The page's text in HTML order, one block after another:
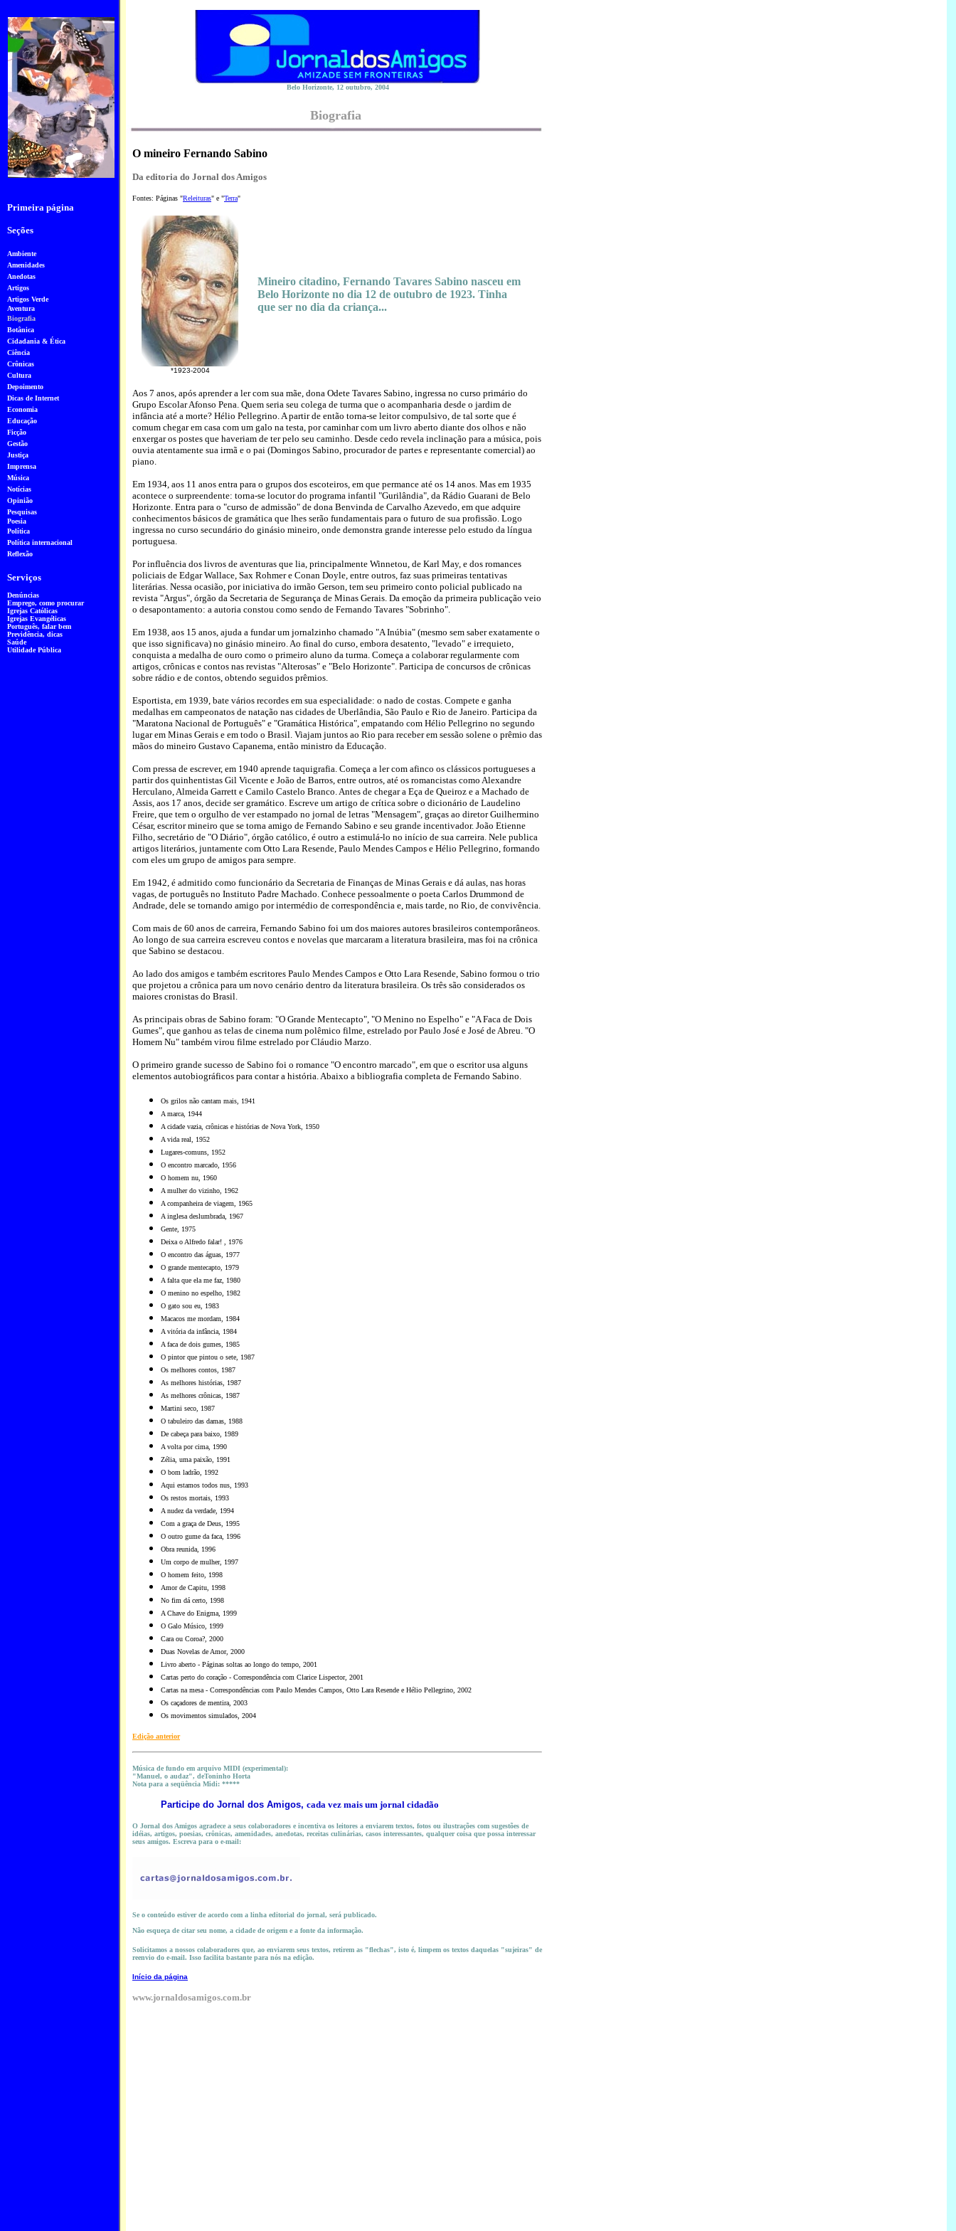
Primeira página
O mineiro Fernando Sabino
Da editoria do Jornal dos Amigos
Fontes: Páginas "Releituras" e "Terra"
*1923-2004
Mineiro citadino, Fernando Tavares Sabino nasceu em
Belo Horizonte no dia 12 de outubro de 1923. Tinha
que ser no dia da criança...
Aos 7 anos, após aprender a ler com sua mãe, dona Odete Tavares Sabino, ingressa no curso primário do
Grupo Escolar Afonso Pena. Quem seria seu colega de turma que o acompanharia desde o jardim de
infância até a morte? Hélio Pellegrino. A partir de então torna-se leitor compulsivo, de tal sorte que é
comum chegar em casa com um galo na testa, por caminhar com um livro aberto diante dos olhos e não
enxergar os postes que haveriam de ter pelo seu caminho. Desde cedo revela inclinação para a música, pois
ouvia atentamente sua irmã e o pai (Domingos Sabino, procurador de partes e representante comercial) ao
piano.
Em 1934, aos 11 anos entra para o grupos dos escoteiros, em que permance até os 14 anos. Mas em 1935
acontece o surpreendente: torna-se locutor do programa infantil "Gurilândia", da Rádio Guarani de Belo
Horizonte. Entra para o "curso de admissão" de dona Benvinda de Carvalho Azevedo, em que adquire
conhecimentos básicos de gramática que lhes serão fundamentais para o futuro de sua profissão. Logo
ingressa no curso secundário do ginásio mineiro, onde demonstra grande interesse pelo estudo da língua
portuguesa.
Por influência dos livros de aventuras que lia, principalmente Winnetou, de Karl May, e dos romances
policiais de Edgar Wallace, Sax Rohmer e Conan Doyle, entre outros, faz suas primeiras tentativas
literárias. Nessa ocasião, por iniciativa do irmão Gerson, tem seu primeiro conto policial publicado na
revista "Argus", órgão da Secretaria de Segurança de Minas Gerais. Da emoção da primeira publicação veio
o desapontamento: a autoria constou como sendo de Fernando Tavares "Sobrinho".
Em 1938, aos 15 anos, ajuda a fundar um jornalzinho chamado "A Inúbia" (mesmo sem saber exatamente o
que isso significava) no ginásio mineiro. Ao final do curso, embora desatento, "levado" e irrequieto,
conquista a medalha de ouro como o primeiro aluno da turma. Começa a colaborar regularmente com
artigos, crônicas e contos nas revistas "Alterosas" e "Belo Horizonte". Participa de concursos de crônicas
sobre rádio e de contos, obtendo seguidos prêmios.
Esportista, em 1939, bate vários recordes em sua especialidade: o nado de costas. Compete e ganha
medalhas em campeonatos de natação nas cidades de Uberlândia, São Paulo e Rio de Janeiro. Participa da
"Maratona Nacional de Português" e "Gramática Histórica", empatando com Hélio Pellegrino no segundo
lugar em Minas Gerais e em todo o Brasil. Viajam juntos ao Rio para receber em sessão solene o prêmio das
mãos do mineiro Gustavo Capanema, então ministro da Educação.
Com pressa de escrever, em 1940 aprende taquigrafia. Começa a ler com afinco os clássicos portugueses a
partir dos quinhentistas Gil Vicente e João de Barros, entre outros, até os romancistas como Alexandre
Herculano, Almeida Garrett e Camilo Castelo Branco. Antes de chegar a Eça de Queiroz e a Machado de
Assis, aos 17 anos, decide ser gramático. Escreve um artigo de crítica sobre o dicionário de Laudelino
Freire, que tem o orgulho de ver estampado no jornal de letras "Mensagem", graças ao diretor Guilhermino
César, escritor mineiro que se torna amigo de Fernando Sabino e seu grande incentivador. João Etienne
Filho, secretário de "O Diário", órgão católico, é outro a estimulá-lo no início de sua carreira. Nele publica
artigos literários, juntamente com Otto Lara Resende, Paulo Mendes Campos e Hélio Pellegrino, formando
com eles um grupo de amigos para sempre.
Em 1942, é admitido como funcionário da Secretaria de Finanças de Minas Gerais e dá aulas, nas horas
vagas, de português no Instituto Padre Machado. Conhece pessoalmente o poeta Carlos Drummond de
Andrade, dele se tornando amigo por intermédio de correspondência e, mais tarde, no Rio, de convivência.
Com mais de 60 anos de carreira, Fernando Sabino foi um dos maiores autores brasileiros contemporâneos.
Ao longo de sua carreira escreveu contos e novelas que marcaram a literatura brasileira, mas foi na crônica
que Sabino se destacou.
Ao lado dos amigos e também escritores Paulo Mendes Campos e Otto Lara Resende, Sabino formou o trio
que projetou a crônica para um novo cenário dentro da literatura brasileira. Os três são considerados os
maiores cronistas do Brasil.
As principais obras de Sabino foram: "O Grande Mentecapto", "O Menino no Espelho" e "A Faca de Dois
Gumes", que ganhou as telas de cinema num polêmico filme, estrelado por Paulo José e José de Abreu. "O
Homem Nu" também virou filme estrelado por Cláudio Marzo.
O primeiro grande sucesso de Sabino foi o romance "O encontro marcado", em que o escritor usa alguns
elementos autobiográficos para contar a história. Abaixo a bibliografia completa de Fernando Sabino.
Os grilos não cantam mais, 1941
A marca, 1944
A cidade vazia, crônicas e histórias de Nova York, 1950
A vida real, 1952
Lugares-comuns, 1952
O encontro marcado, 1956
O homem nu, 1960
A mulher do vizinho, 1962
A companheira de viagem, 1965
A inglesa deslumbrada, 1967
Gente, 1975
Deixa o Alfredo falar! , 1976
O encontro das águas, 1977
O grande mentecapto, 1979
A falta que ela me faz, 1980
O menino no espelho, 1982
O gato sou eu, 1983
Macacos me mordam, 1984
A vitória da infância, 1984
A faca de dois gumes, 1985
O pintor que pintou o sete, 1987
Os melhores contos, 1987
As melhores histórias, 1987
As melhores crônicas, 1987
Martini seco, 1987
O tabuleiro das damas, 1988
De cabeça para baixo, 1989
A volta por cima, 1990
Zélia, uma paixão, 1991
O bom ladrão, 1992
Aqui estamos todos nus, 1993
Os restos mortais, 1993
A nudez da verdade, 1994
Com a graça de Deus, 1995
O outro gume da faca, 1996
Obra reunida, 1996
Um corpo de mulher, 1997
O homem feito, 1998
Amor de Capitu, 1998
No fim dá certo, 1998
A Chave do Enigma, 1999
O Galo Músico, 1999
Cara ou Coroa?, 2000
Duas Novelas de Amor, 2000
Livro aberto - Páginas soltas ao longo do tempo, 2001
Cartas perto do coração - Correspondência com Clarice Lispector, 2001
Cartas na mesa - Correspondências com Paulo Mendes Campos, Otto Lara Resende e Hélio Pellegrino, 2002
Os caçadores de mentira, 2003
Os movimentos simulados, 2004
Edição anterior
Música de fundo em arquivo MIDI (experimental):
"Manuel, o audaz", deToninho Horta
Nota para a seqüência Midi: *****
Participe do Jornal dos Amigos, cada vez mais um jornal cidadão
O Jornal dos Amigos agradece a seus colaboradores e incentiva os leitores a enviarem textos, fotos ou ilustrações com sugestões de
idéias, artigos, poesias, crônicas, amenidades, anedotas, receitas culinárias, casos interessantes, qualquer coisa que possa interessar
seus amigos. Escreva para o e-mail:
Se o conteúdo estiver de acordo com a linha editorial do jornal, será publicado.
Não esqueça de citar seu nome, a cidade de origem e a fonte da informação.
Solicitamos a nossos colaboradores que, ao enviarem seus textos, retirem as "flechas", isto é, limpem os textos daquelas "sujeiras" de
reenvio do e-mail. Isso facilita bastante para nós na edição.
Início da página
www.jornaldosamigos.com.br
Seções
Ambiente
Amenidades
Anedotas
Artigos
Artigos Verde
Aventura
Biografia
Botânica
Cidadania & Ética
Ciência
Crônicas
Cultura
Depoimento
Dicas de Internet
Economia
Educação
Ficção
Gestão
Justiça
Imprensa
Música
Notícias
Opinião
Pesquisas
Poesia
Política
Política internacional
Reflexão
Serviços
Denúncias
Emprego, como procurar
Igrejas Católicas
Igrejas Evangélicas
Português, falar bem
Previdência, dicas
Saúde
Utilidade Pública
Biografia
Belo Horizonte, 12 outubro, 2004